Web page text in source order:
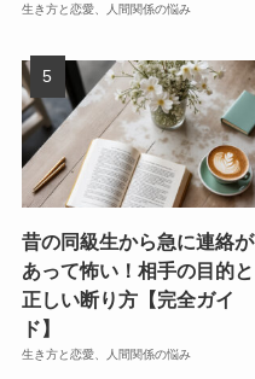
生き方と恋愛、人間関係の悩み
昔の同級生から急に連絡が
あって怖い！相手の目的と
正しい断り方【完全ガイ
ド】
生き方と恋愛、人間関係の悩み